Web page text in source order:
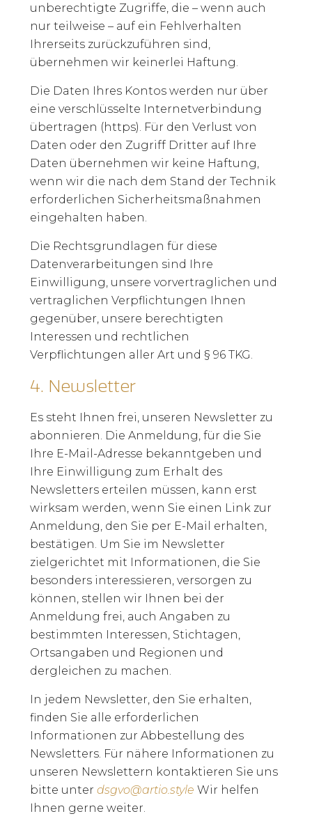
unberechtigte Zugriffe, die – wenn auch
nur teilweise – auf ein Fehlverhalten
Ihrerseits zurückzuführen sind,
übernehmen wir keinerlei Haftung.
Die Daten Ihres Kontos werden nur über
eine verschlüsselte Internetverbindung
übertragen (https). Für den Verlust von
Daten oder den Zugriff Dritter auf Ihre
Daten übernehmen wir keine Haftung,
wenn wir die nach dem Stand der Technik
erforderlichen Sicherheitsmaßnahmen
eingehalten haben.
Die Rechtsgrundlagen für diese
Datenverarbeitungen sind Ihre
Einwilligung, unsere vorvertraglichen und
vertraglichen Verpflichtungen Ihnen
gegenüber, unsere berechtigten
Interessen und rechtlichen
Verpflichtungen aller Art und § 96 TKG.
4. Newsletter
Es steht Ihnen frei, unseren Newsletter zu
abonnieren. Die Anmeldung, für die Sie
Ihre E-Mail-Adresse bekanntgeben und
Ihre Einwilligung zum Erhalt des
Newsletters erteilen müssen, kann erst
wirksam werden, wenn Sie einen Link zur
Anmeldung, den Sie per E-Mail erhalten,
bestätigen. Um Sie im Newsletter
zielgerichtet mit Informationen, die Sie
besonders interessieren, versorgen zu
können, stellen wir Ihnen bei der
Anmeldung frei, auch Angaben zu
bestimmten Interessen, Stichtagen,
Ortsangaben und Regionen und
dergleichen zu machen.
In jedem Newsletter, den Sie erhalten,
finden Sie alle erforderlichen
Informationen zur Abbestellung des
Newsletters. Für nähere Informationen zu
unseren Newslettern kontaktieren Sie uns
bitte unter dsgvo@artio.style Wir helfen
Ihnen gerne weiter.